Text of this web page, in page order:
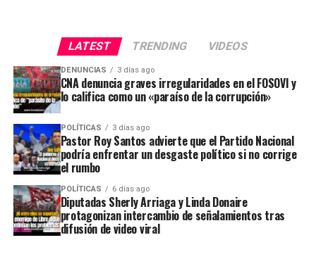
LATEST TRENDING VIDEOS
DENUNCIAS 3 días ago
CNA denuncia graves irregularidades en el FOSOVI y
lo califica como un «paraíso de la corrupción»
POLÍTICAS 3 días ago
Pastor Roy Santos advierte que el Partido Nacional
podría enfrentar un desgaste político si no corrige
el rumbo
POLÍTICAS 6 días ago
Diputadas Sherly Arriaga y Linda Donaire
protagonizan intercambio de señalamientos tras
difusión de video viral